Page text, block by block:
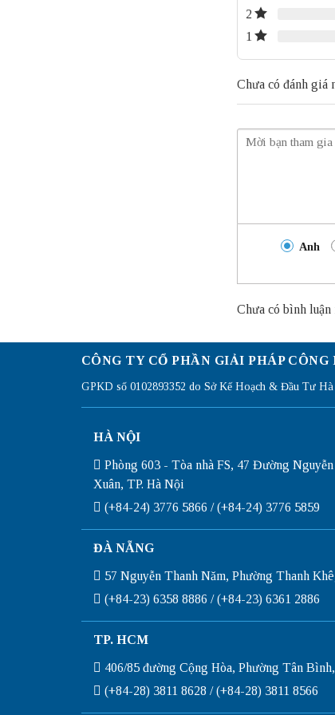
2
1
Chưa có đánh giá
Anh
Chưa có bình luận
CÔNG TY CỔ PHẦN GIẢI PHÁP CÔNG
GPKD số 0102893352 do Sở Kế Hoạch & Đầu Tư
HÀ NỘI
Phòng 603 - Tòa nhà FS, 47 Đường
Xuân, TP. Hà Nội
(+84-24) 3776 5866 / (+84-24) 3776 5859
ĐÀ NẴNG
57 Nguyễn Thanh Năm, Phường Thanh
(+84-23) 6358 8886 / (+84-23) 6361 2886
TP. HCM
406/85 đường Cộng Hòa, Phường Tân
(+84-28) 3811 8628 / (+84-28) 3811 8566